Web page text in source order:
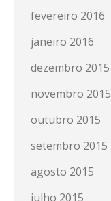
fevereiro 2016
janeiro 2016
dezembro 2015
novembro 2015
outubro 2015
setembro 2015
agosto 2015
julho 2015